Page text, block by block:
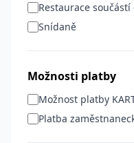
Restaurace
Snídaně
Možnosti platby
Možnost platby
Platba